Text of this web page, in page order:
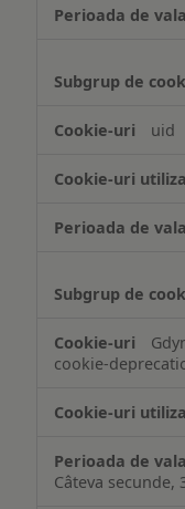
uid
cookie-
Câteva secunde,